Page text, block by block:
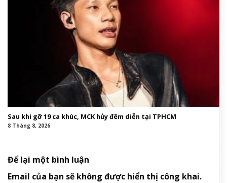
Sau khi gỡ 19 ca khúc, MCK hủy đêm diễn tại TPHCM
8 Tháng 8, 2026
Để lại một bình luận
Email của bạn sẽ không được hiển thị công khai.